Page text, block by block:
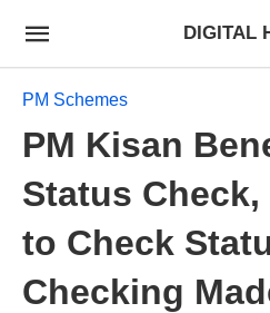
DIGITAL
PM Schemes
PM Kisan
Status
to Check
Checking